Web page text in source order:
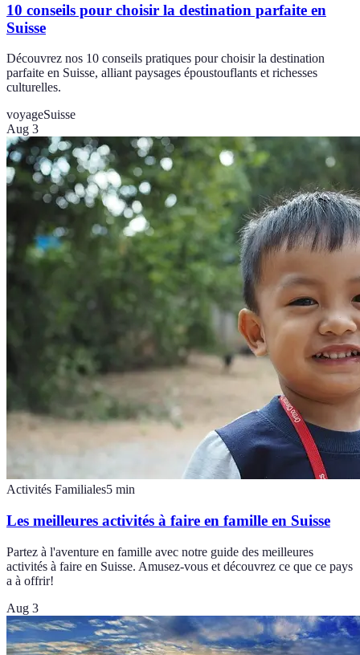
10 conseils pour choisir la destination parfaite en
Suisse
Découvrez nos 10 conseils pratiques pour choisir la destination
parfaite en Suisse, alliant paysages époustouflants et richesses
culturelles.
voyageSuisse
Aug 3
Activités Familiales5 min
Les meilleures activités à faire en famille en Suisse
Partez à l'aventure en famille avec notre guide des meilleures
activités à faire en Suisse. Amusez-vous et découvrez ce que ce pays
a à offrir!
Aug 3